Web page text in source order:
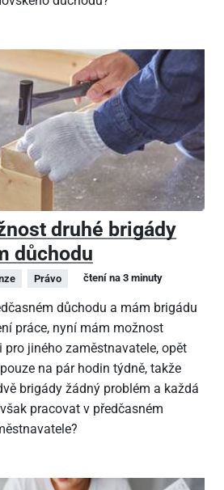
druhé brigády
důchodu
Právo čtení na 3 minuty
důchodu a mám brigádu
práce, nyní mám možnost
jiného zaměstnavatele, opět
na pár hodin týdně, takže
brigády žádný problém a každá
pracovat v předčasném